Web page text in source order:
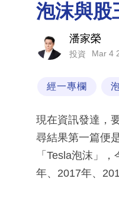
泡沫與股
潘家榮
投資 Mar 4
經一專欄
現在資訊發達，
尋結果第一篇便
「Tesla泡沫」
年、2017年、